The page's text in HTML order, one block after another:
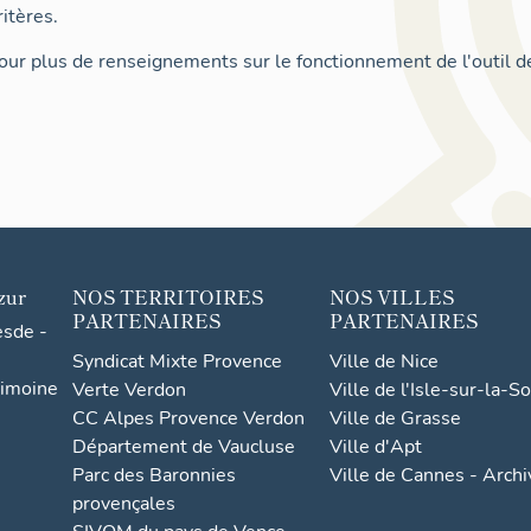
plus de renseignements sur le fonctionnement de l'outil
-
NOS TERRITOIRES
PARTENAIRES
Syndicat Mixte Provence
Verte Verdon
CC Alpes Provence Verdon
Département de Vaucluse
Parc des Baronnies
provençales
NOS VILLES
PARTENAIRES
Ville de Nice
Ville de l'Isle-sur-la-
Ville de Grasse
Ville d'Apt
Ville de Cannes -